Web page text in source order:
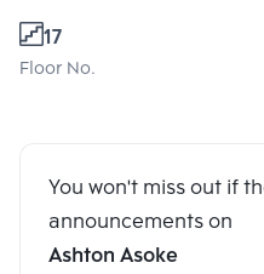
17
Floor No.
You won't miss out if
announcements on
Ashton Asoke